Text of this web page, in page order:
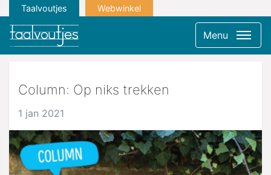
Taalvoutjes Webwinkel
Menu
Column: Op niks trekken
1 jan 2021